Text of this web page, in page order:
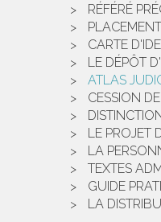
RÉFÉRÉ
CARTE
LE DÉPÔT
ATLAS
CESSION
LE PROJET
LA
TEXTES
GUIDE
LA